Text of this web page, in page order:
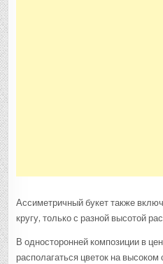
Ассиметричный букет также
кругу, только с разной высотой
В односторонней композиции в
располагаться цветок на